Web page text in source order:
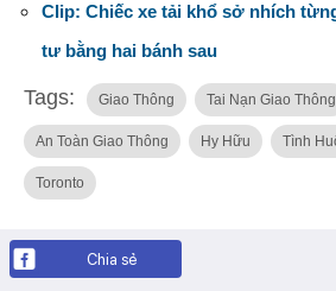
Clip: Chiếc xe tải khổ sở nhích
tư bằng hai bánh sau
Tags: Giao Thông Tai Nạn Giao Thông
An Toàn Giao Thông Hy Hữu Tình
Toronto
Chia sẻ